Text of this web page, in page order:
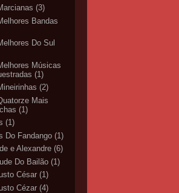
(3)
Bandas
Do Sul
Músicas
(1)
(2)
Mais
(1)
(1)
Do Fandango (1)
e Alexandre (6)
Do Bailão (1)
César (1)
Cézar (4)